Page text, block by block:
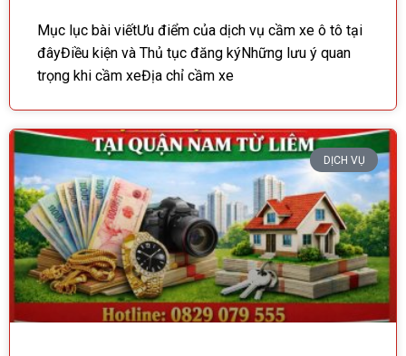
Mục lục bài viếtƯu điểm của dịch vụ cầm xe ô tô tại
đâyĐiều kiện và Thủ tục đăng kýNhững lưu ý quan
trọng khi cầm xeĐịa chỉ cầm xe
DỊCH VỤ